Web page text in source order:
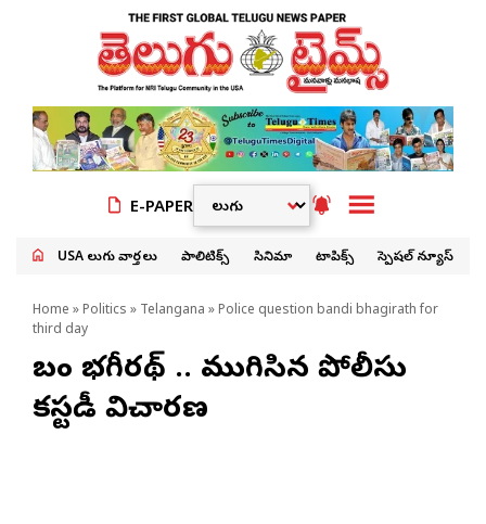
E-PAPER
USA తెలుగు వార్తలు పాలిటిక్స్ సినిమా టాపిక్స్ స్పెషల్ న్యూస్
Home » Politics » Telangana » Police question bandi bhagirath for
third day
బండి భగీరథ్ .. ముగిసిన పోలీసు
కస్టడీ విచారణ